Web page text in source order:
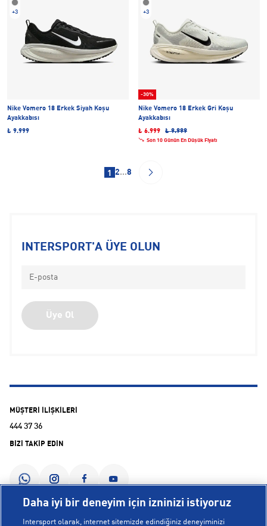
+3
Nike Vomero 18 Erkek Siyah Koşu
Ayakkabısı
₺ 9.999
+3
-30%
Nike Vomero 18 Erkek Gri Koşu
Ayakkabısı
₺ 6.999
₺ 9.999
Son 10 Günün En Düşük Fiyatı
1 2...8
INTERSPORT'A ÜYE OLUN
Üye Ol
MÜŞTERİ İLİŞKİLERİ
444 37 36
BİZİ TAKİP EDİN
Daha iyi bir deneyim için izninizi istiyoruz
Intersport olarak, internet sitemizde edindiğiniz deneyiminizi